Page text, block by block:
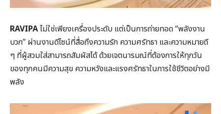
RAVIPAไม่ใช่เพียงเครื่องประดับ แต่เป็นการถ่ายทอด “พลังงาน
บวก” ผ่านงานดีไซน์ที่สื่อถึงความรัก ความศรัทธา และความหมายดี
ๆ ที่ผู้สวมใส่สามารถสัมผัสได้ ด้วยเจตนารมณ์ที่ต้องการให้ทุกวัน
ของทุกคนมีความสุข ความหวังและแรงศรัทธาในการใช้ชีวิตอย่างมี
พลัง